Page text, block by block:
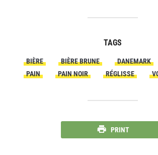
TAGS
BIÈRE BIÈRE BRUNE DANEMARK
PAIN
PAIN NOIR RÉGLISSE
PRINT